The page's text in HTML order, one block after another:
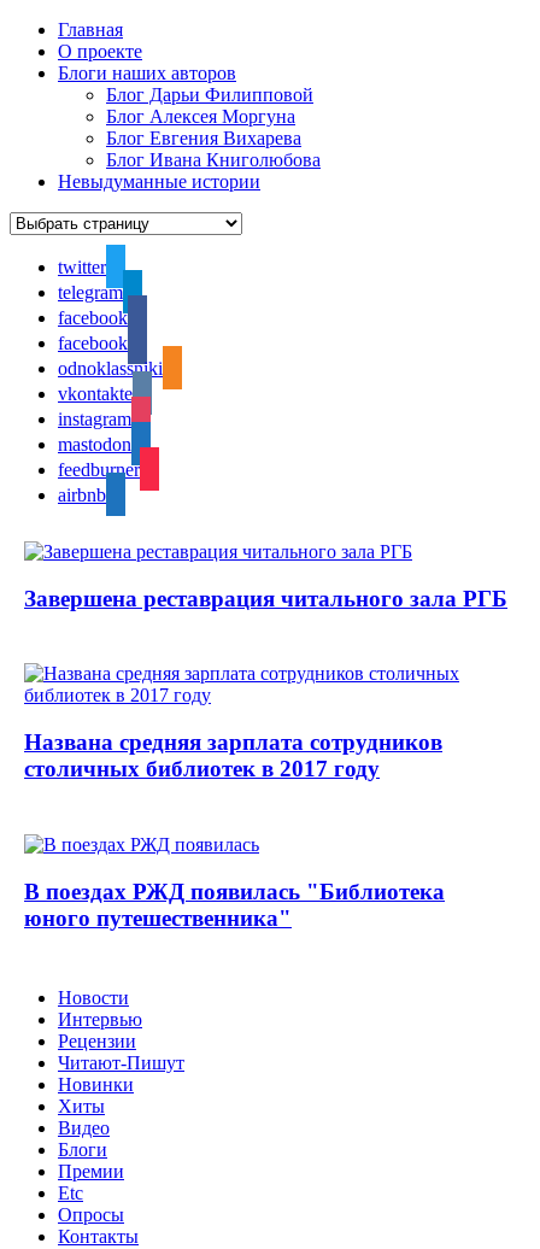
Главная
О проекте
Блоги наших авторов
Блог Дарьи Филипповой
Блог Алексея Моргуна
Блог Евгения Вихарева
Блог Ивана Книголюбова
Невыдуманные истории
twitter
telegram
facebook
facebook
odnoklassniki
vkontakte
instagram
mastodon
feedburner
airbnb
Завершена реставрация читального зала РГБ
Названа средняя зарплата сотрудников
столичных библиотек в 2017 году
В поездах РЖД появилась "Библиотека
юного путешественника"
Новости
Интервью
Рецензии
Читают-Пишут
Новинки
Хиты
Видео
Блоги
Премии
Etc
Опросы
Контакты